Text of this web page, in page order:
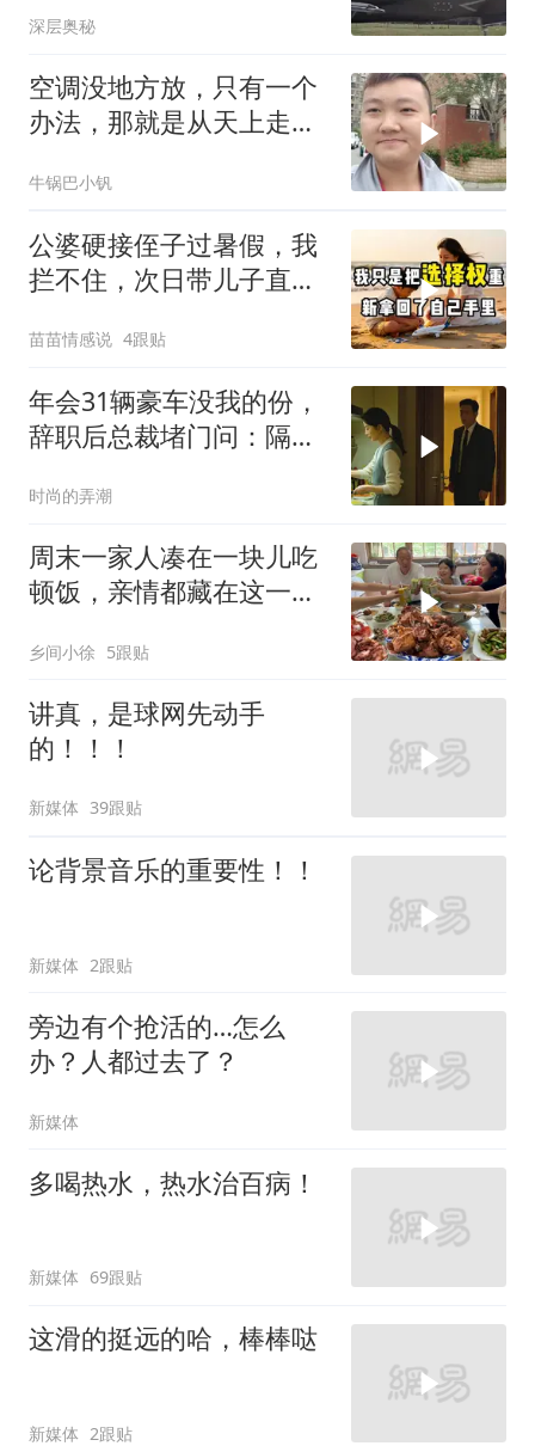
深层奥秘
空调没地方放，只有一个
办法，那就是从天上走，
牛锅巴小钒
公婆硬接侄子过暑假，我
拦不住，次日带儿子直飞
苗苗情感说 4跟贴
年会31辆豪车没我的份，
辞职后总裁堵门问：隔壁
时尚的弄潮
周末一家人凑在一块儿吃
顿饭，亲情都藏在这一饭
乡间小徐 5跟贴
讲真，是球网先动手
的！！！
新媒体 39跟贴
论背景音乐的重要性！！
新媒体 2跟贴
旁边有个抢活的…怎么
办？人都过去了？
新媒体
多喝热水，热水治百病！
新媒体 69跟贴
这滑的挺远的哈，棒棒哒
新媒体 2跟贴